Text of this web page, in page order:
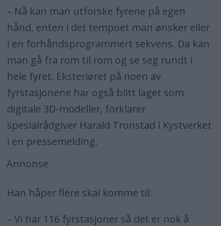
– Nå kan man utforske fyrene på egen
hånd, enten i det tempoet man ønsker eller
i en forhåndsprogrammert sekvens. Da kan
man gå fra rom til rom og se seg rundt i
hele fyret. Eksteriøret på noen av
fyrstasjonene har også blitt laget som
digitale 3D-modeller, forklarer
spesialrådgiver Harald Tronstad i Kystverket
i en pressemelding.
Annonse
Han håper flere skal komme til:
– Vi har 116 fyrstasjoner så det er nok å